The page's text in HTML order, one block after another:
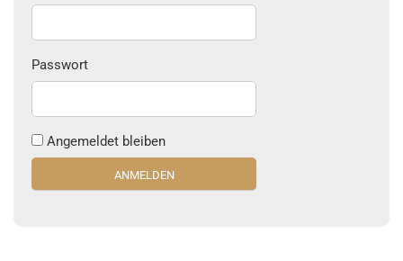
Passwort
Angemeldet bleiben